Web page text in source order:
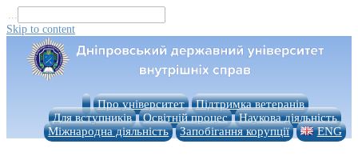
...
Skip to content
Про університет
Підтримка ветеранів
Для вступників
Освітній процес
Наукова діяльність
Міжнародна діяльність
Запобігання корупції ENG